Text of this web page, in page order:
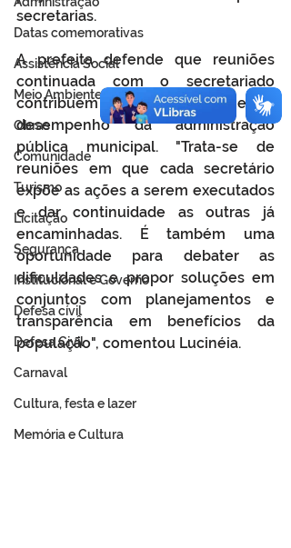
Datas comemorativas
Assistência Social
Meio Ambiente
Obras
Comunidade
Turismo
Licitação
Segurança
Institucional e Governo
Defesa cívil
Defesa Civil
Carnaval
Cultura, festa e lazer
Memória e Cultura
secretarias.
A prefeita defende que reuniões
continuada com o secretariado
contribuem para um melhor
desempenho da administração
pública municipal. "Trata-se de
reuniões em que cada secretário
expõe as ações a serem executados
e dar continuidade as outras já
encaminhadas. É também uma
oportunidade para debater as
dificuldades e propor soluções em
conjuntos com planejamentos e
transparência em benefícios da
população", comentou Lucinéia.